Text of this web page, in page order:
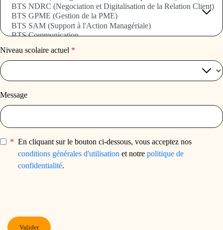
Niveau scolaire actuel *
Message
* En cliquant sur le bouton ci-dessous, vous acceptez nos
conditions générales d'utilisation et notre politique de
confidentialité.
Valider